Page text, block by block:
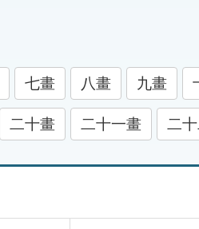
七畫 八畫 九畫
二十畫 二十一畫 二